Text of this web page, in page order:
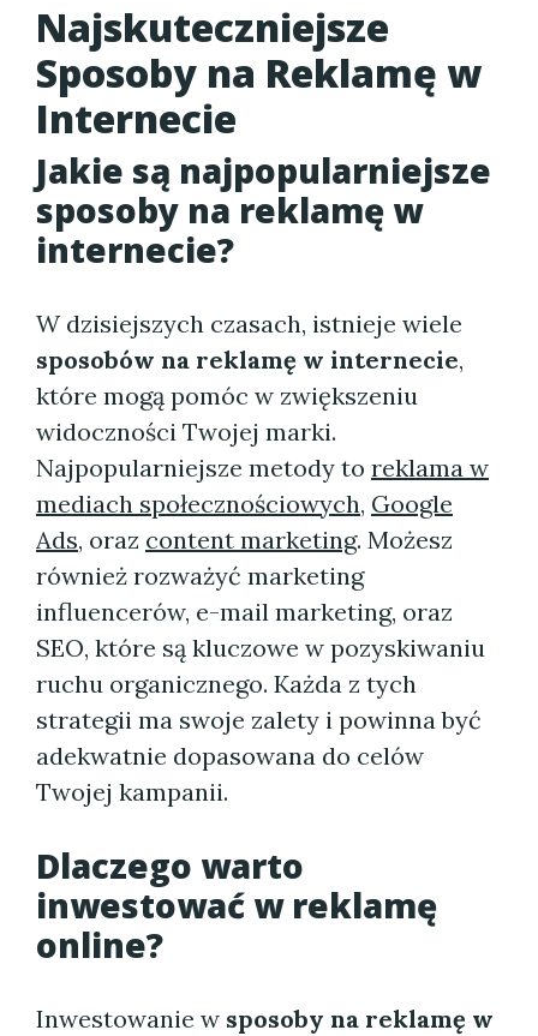
Najskuteczniejsze
Sposoby na Reklamę w
Internecie
Jakie są najpopularniejsze
sposoby na reklamę w
internecie?
W dzisiejszych czasach, istnieje wiele
sposobów na reklamę w internecie,
które mogą pomóc w zwiększeniu
widoczności Twojej marki.
Najpopularniejsze metody to reklama w
mediach społecznościowych, Google
Ads, oraz content marketing. Możesz
również rozważyć marketing
influencerów, e-mail marketing, oraz
SEO, które są kluczowe w pozyskiwaniu
ruchu organicznego. Każda z tych
strategii ma swoje zalety i powinna być
adekwatnie dopasowana do celów
Twojej kampanii.
Dlaczego warto
inwestować w reklamę
online?
Inwestowanie w sposoby na reklamę w